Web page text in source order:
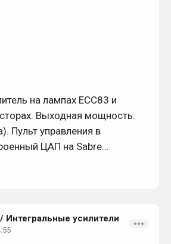
на лампах ECC83 и
Выходная мощность:
Пульт управления в
ЦАП на Sabre
/ Интегральные усилители